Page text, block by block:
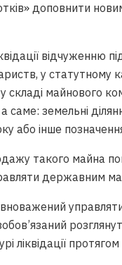
доповнити
відчуженню
у статутному
складі майнового
саме: земельні
або інше
такого майна
державним
ліквідації